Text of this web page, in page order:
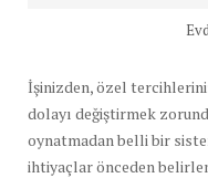
İşinizden, özel
dolayı değiştirmek
oynatmadan belli bir
ihtiyaçlar önceden